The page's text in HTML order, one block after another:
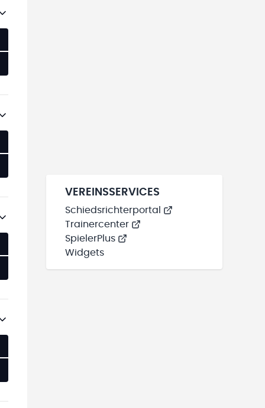
VEREINSSERVICES
Schiedsrichterportal
Trainercenter
SpielerPlus
Widgets